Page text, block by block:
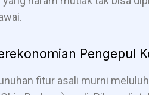
Pengepul
fitur asali murni